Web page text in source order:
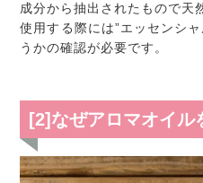
成分から抽出されたもので天
使用する際には”エッセンシ
うかの確認が必要です。
[2]なぜアロマオイル